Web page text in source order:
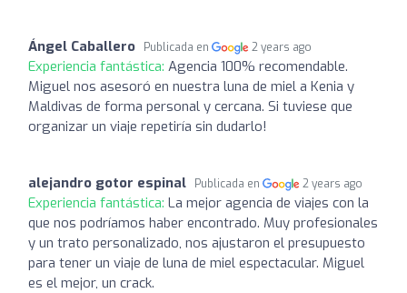
Ángel Caballero Publicada en 2 years ago
Experiencia fantástica: Agencia 100% recomendable.
Miguel nos asesoró en nuestra luna de miel a Kenia y
Maldivas de forma personal y cercana. Si tuviese que
organizar un viaje repetiría sin dudarlo!
alejandro gotor espinal Publicada en 2 years ago
Experiencia fantástica: La mejor agencia de viajes con la
que nos podríamos haber encontrado. Muy profesionales
y un trato personalizado, nos ajustaron el presupuesto
para tener un viaje de luna de miel espectacular. Miguel
es el mejor, un crack.